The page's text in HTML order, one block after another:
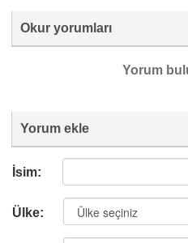
Okur yorumları
Yorum
Yorum ekle
İsim:
Ülke: